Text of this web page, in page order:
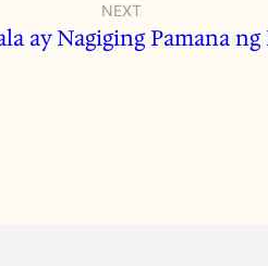
NEXT
ay Nagiging Pamana ng